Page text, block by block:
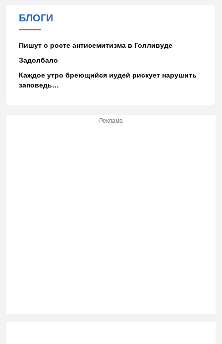
БЛОГИ
Пишут о росте антисемитизма в Голливуде
Задолбало
Каждое утро бреющийся иудей рискует нарушить
заповедь…
Реклама